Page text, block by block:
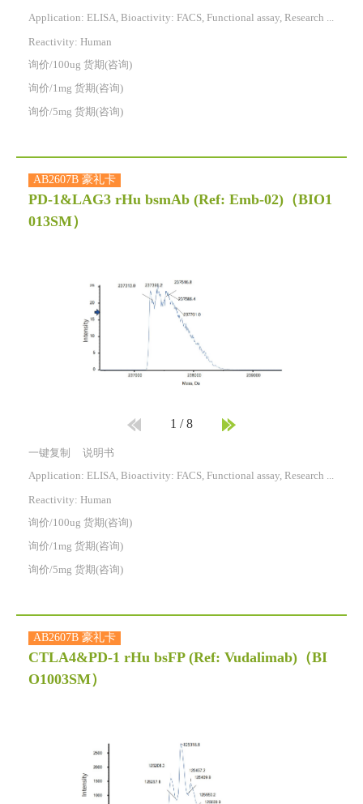
Application: ELISA, Bioactivity: FACS, Functional assay, Research in vivo
Reactivity: Human
询价/100ug 货期(咨询)
询价/1mg 货期(咨询)
询价/5mg 货期(咨询)
AB2607B 豪礼卡
PD-1&LAG3 rHu bsmAb (Ref: Emb-02) （BIO1
013SM）
1 /8
一键复制
说明书
Application: ELISA, Bioactivity: FACS, Functional assay, Research in vivo
Reactivity: Human
询价/100ug 货期(咨询)
询价/1mg 货期(咨询)
询价/5mg 货期(咨询)
AB2607B 豪礼卡
CTLA4&PD-1 rHu bsFP (Ref: Vudalimab) （BI
O1003SM）